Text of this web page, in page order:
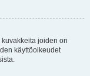
joiden on
käyttöoikeudet